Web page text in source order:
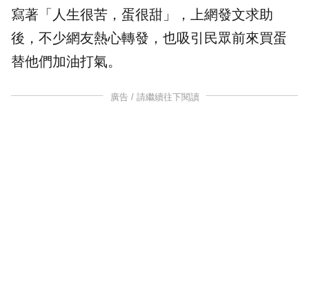
寫著「人生很苦，蛋很甜」，上網發文求助
後，不少網友熱心轉發，也吸引民眾前來買蛋
替他們加油打氣。
廣告 / 請繼續往下閱讀